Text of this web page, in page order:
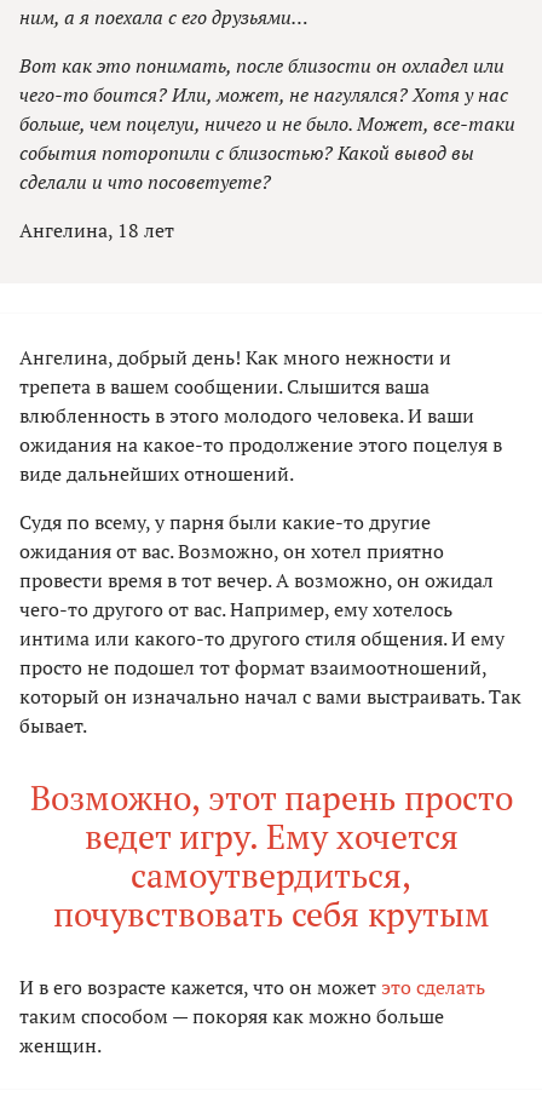
ним, а я поехала с его друзьями…
Вот как это понимать, после близости он охладел или
чего-то боится? Или, может, не нагулялся? Хотя у нас
больше, чем поцелуи, ничего и не было. Может, все-таки
события поторопили с близостью? Какой вывод вы
сделали и что посоветуете?
Ангелина, 18 лет
Ангелина, добрый день! Как много нежности и
трепета в вашем сообщении. Слышится ваша
влюбленность в этого молодого человека. И ваши
ожидания на какое-то продолжение этого поцелуя в
виде дальнейших отношений.
Судя по всему, у парня были какие-то другие
ожидания от вас. Возможно, он хотел приятно
провести время в тот вечер. А возможно, он ожидал
чего-то другого от вас. Например, ему хотелось
интима или какого-то другого стиля общения. И ему
просто не подошел тот формат взаимоотношений,
который он изначально начал с вами выстраивать. Так
бывает.
Возможно, этот парень просто
ведет игру. Ему хочется
самоутвердиться,
почувствовать себя крутым
И в его возрасте кажется, что он можетэто сделать
таким способом — покоряя как можно больше
женщин.